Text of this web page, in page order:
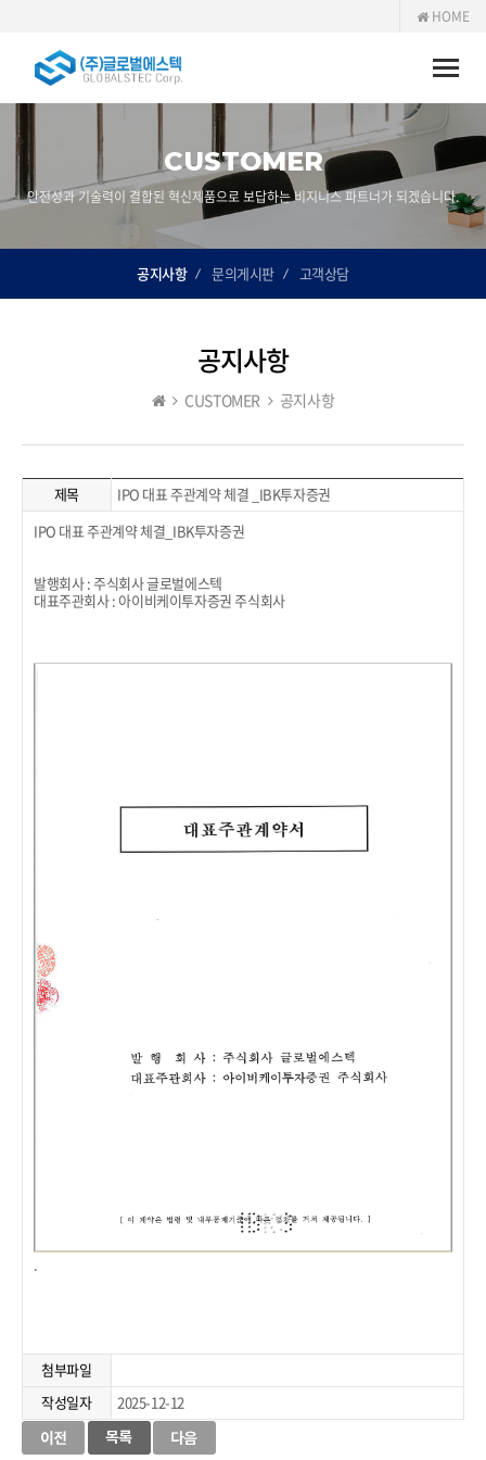
HOME
Toggle
CUSTOMER
안전성과 기술력이 결합된 혁신제품으로 보답하는 비지니스 파트너가 되겠습니다.
공지사항 문의게시판 고객상담
공지사항
CUSTOMER 공지사항
제목
IPO 대표 주관계약 체결 _IBK투자증권
IPO 대표 주관계약 체결_IBK투자증권
발행회사 : 주식회사 글로벌에스텍
대표주관회사 : 아이비케이투자증권 주식회사
첨부파일
작성일자
2025-12-12